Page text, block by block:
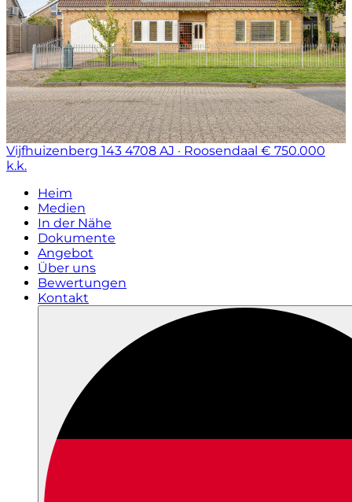
Vijfhuizenberg 143 4708 AJ · Roosendaal € 750.000
k.k.
Heim
Medien
In der Nähe
Dokumente
Angebot
Über uns
Bewertungen
Kontakt